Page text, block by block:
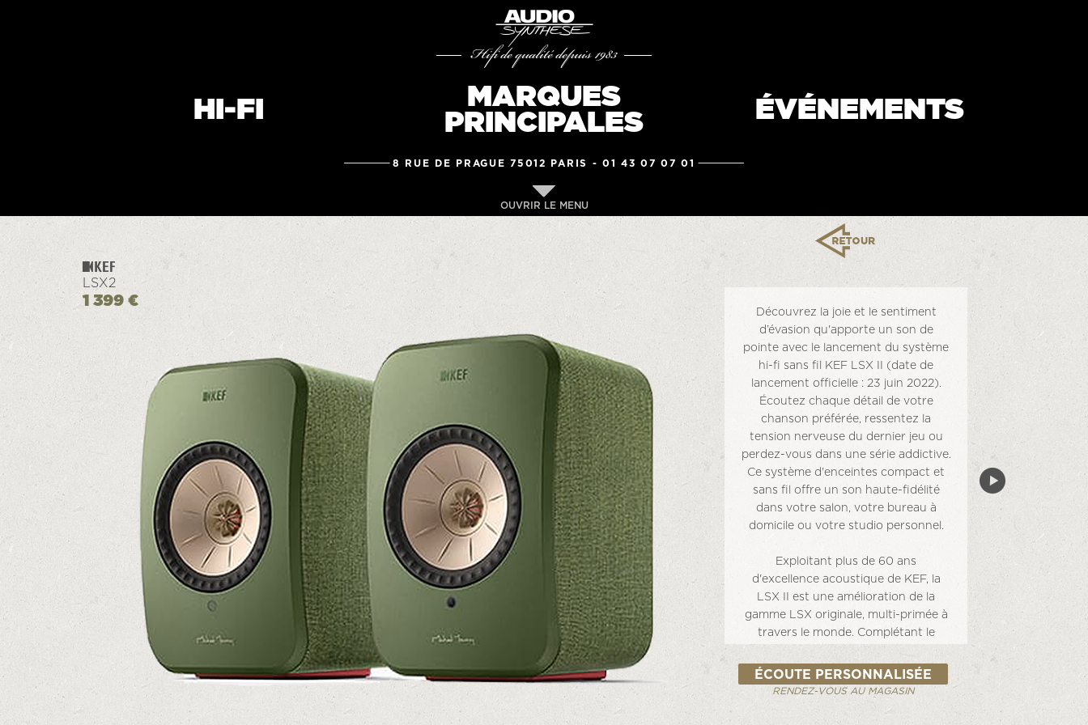
Hifi de qualité depuis 1983
HI-FI
MARQUES
PRINCIPALES
ÉVÉNEMENTS
8 RUE DE PRAGUE 75012 PARIS -01 43 07 07 01
OUVRIR LE MENU
LSX2
1 399 €
Découvrez la joie et le sentiment
d’évasion qu'apporte un son de
pointe avec le lancement du système
hi-fi sans fil KEF LSX II (date de
lancement officielle : 23 juin 2022).
Écoutez chaque détail de votre
chanson préférée, ressentez la
tension nerveuse du dernier jeu ou
perdez-vous dans une série addictive.
Ce système d'enceintes compact et
sans fil offre un son haute-fidélité
dans votre salon, votre bureau à
domicile ou votre studio personnel.
Exploitant plus de 60 ans
d'excellence acoustique de KEF, la
LSX II est une amélioration de la
gamme LSX originale, multi-primée à
travers le monde. Complétant le
design contemporain et minimaliste
créé par le célèbre designer industriel
Michael Young, la LSX II intègre des
innovations technologiques et une
accessibilité sans égale pour
ÉCOUTE PERSONNALISÉE
RENDEZ-VOUS AU MAGASIN